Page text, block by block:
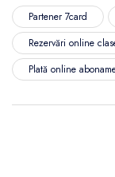
Partener 7card
Rezervări online
Plată online